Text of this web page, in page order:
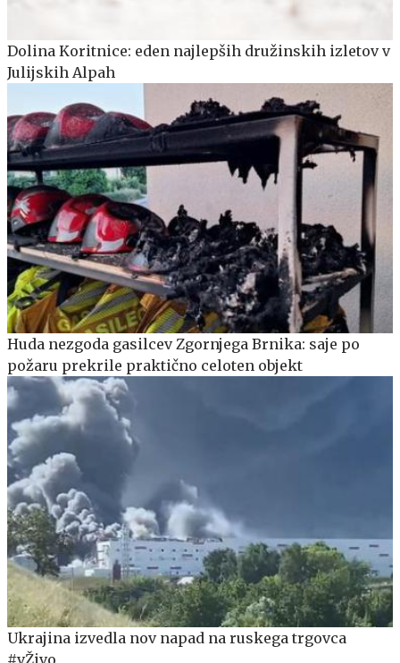
Dolina Koritnice: eden najlepših družinskih izletov v
Julijskih Alpah
Huda nezgoda gasilcev Zgornjega Brnika: saje po
požaru prekrile praktično celoten objekt
Ukrajina izvedla nov napad na ruskega trgovca